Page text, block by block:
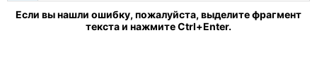
Если вы нашли ошибку, пожалуйста, выделите фрагмент
текста и нажмите Ctrl+Enter.